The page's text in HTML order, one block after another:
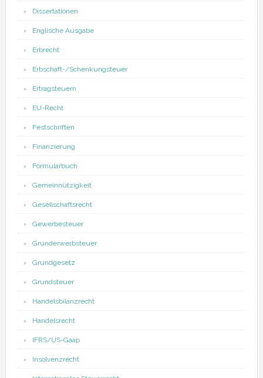
Dissertationen
Englische Ausgabe
Erbrecht
Erbschaft-/Schenkungsteuer
Ertragsteuern
EU-Recht
Festschriften
Finanzierung
Formularbuch
Gemeinnützigkeit
Gesellschaftsrecht
Gewerbesteuer
Grunderwerbsteuer
Grundgesetz
Grundsteuer
Handelsbilanzrecht
Handelsrecht
IFRS/US-Gaap
Insolvenzrecht